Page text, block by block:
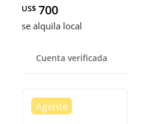
US$ 700
se alquila local
Cuenta verificada